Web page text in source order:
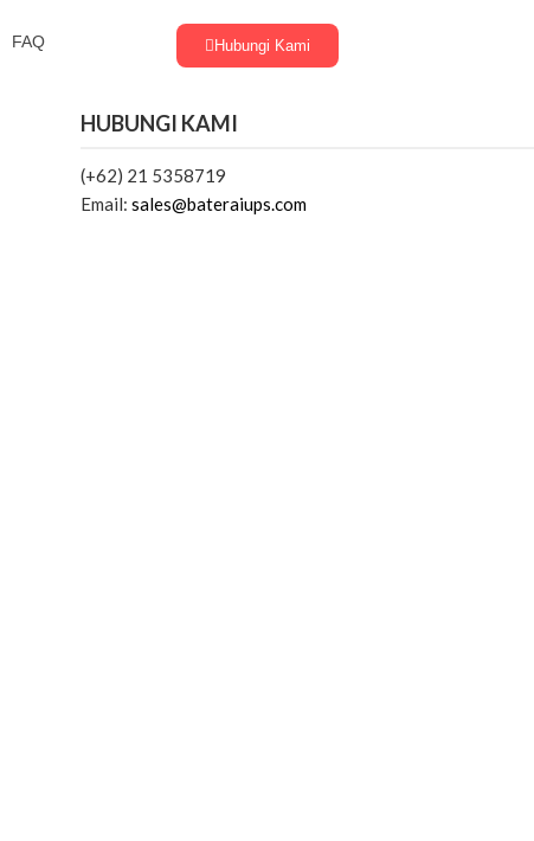
FAQ Hubungi Kami
HUBUNGI KAMI
(+62) 21 5358719
Email: sales@bateraiups.com